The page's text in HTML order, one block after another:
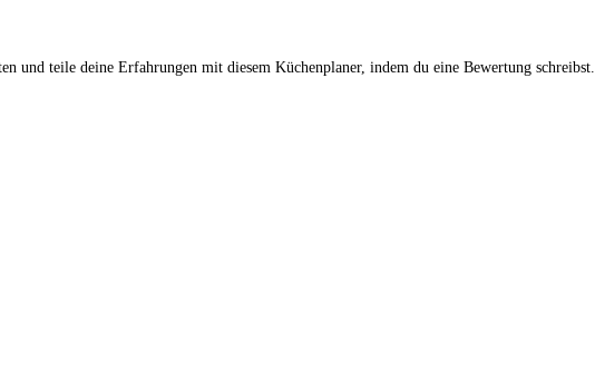
und teile deine Erfahrungen mit diesem Küchenplaner, indem du eine Bewertung schreibst.